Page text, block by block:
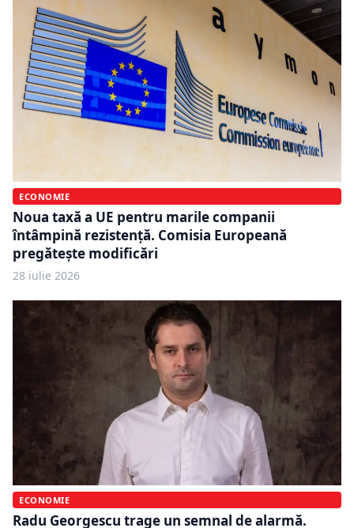
ECONOMIE
Noua taxă a UE pentru marile companii
întâmpină rezistență. Comisia Europeană
pregătește modificări
28 iulie 2026
ECONOMIE
Radu Georgescu trage un semnal de alarmă.